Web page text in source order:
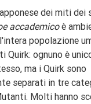
dei miti dei
accademicoè
popolazione
Quirk: ognuno è
ma i Quirk sono
separati in tre
Molti hanno